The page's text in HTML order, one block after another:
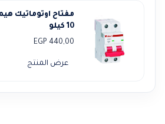
10 كيلو
440,00
EGP
عرض المنتج